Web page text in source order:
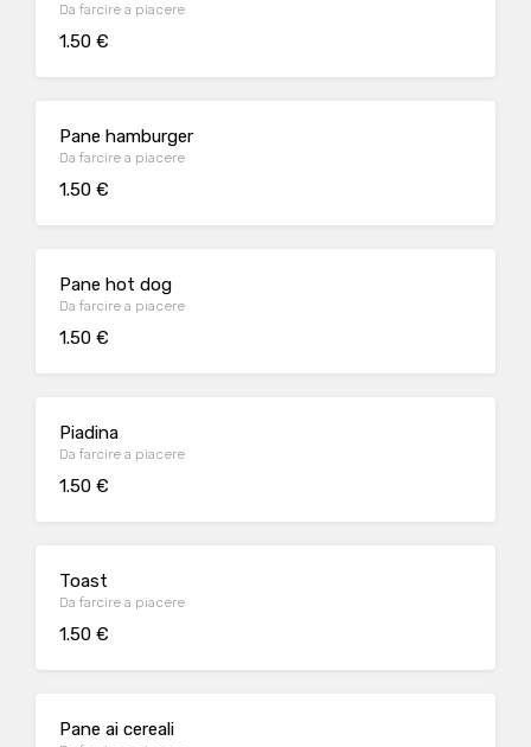
Da farcire a piacere
1.50 €
Pane hamburger
Da farcire a piacere
1.50 €
Pane hot dog
Da farcire a piacere
1.50 €
Piadina
Da farcire a piacere
1.50 €
Toast
Da farcire a piacere
1.50 €
Pane ai cereali